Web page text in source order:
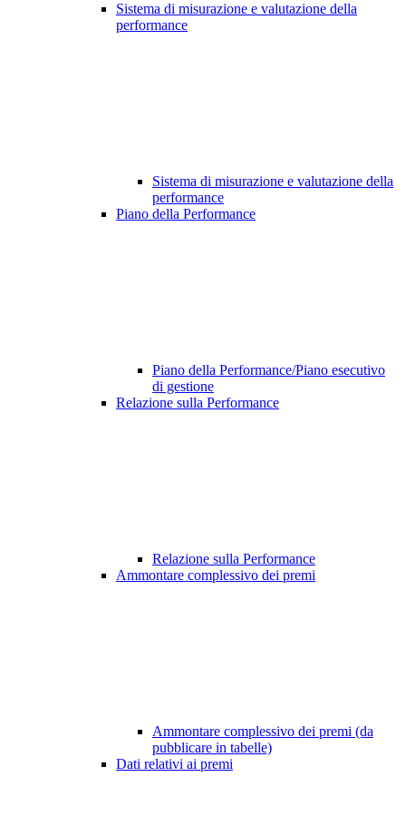
Sistema di misurazione e valutazione della
performance
Sistema di misurazione e valutazione della
performance
Piano della Performance
Piano della Performance/Piano esecutivo
di gestione
Relazione sulla Performance
Relazione sulla Performance
Ammontare complessivo dei premi
Ammontare complessivo dei premi (da
pubblicare in tabelle)
Dati relativi ai premi